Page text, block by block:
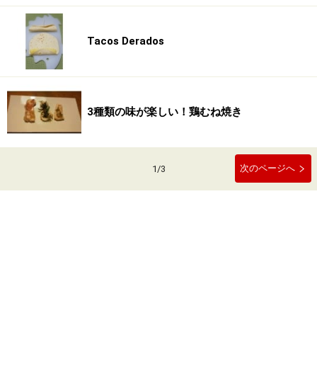
Tacos Derados
3種類の味が楽しい！鶏むね焼き
1/3 次のページへ